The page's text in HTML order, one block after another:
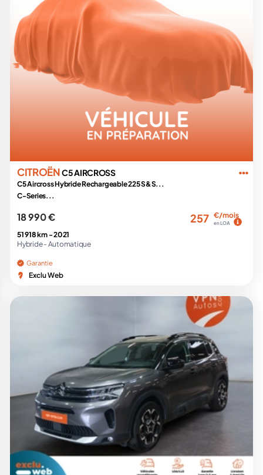
CITROËNC5 AIRCROSS
C5 Aircross Hybride Rechargeable 225 S&S...
C-Series...
18 990 € 257 €/mois
en LOA
51 918 km -2021
Hybride - Automatique
Garantie
Exclu Web